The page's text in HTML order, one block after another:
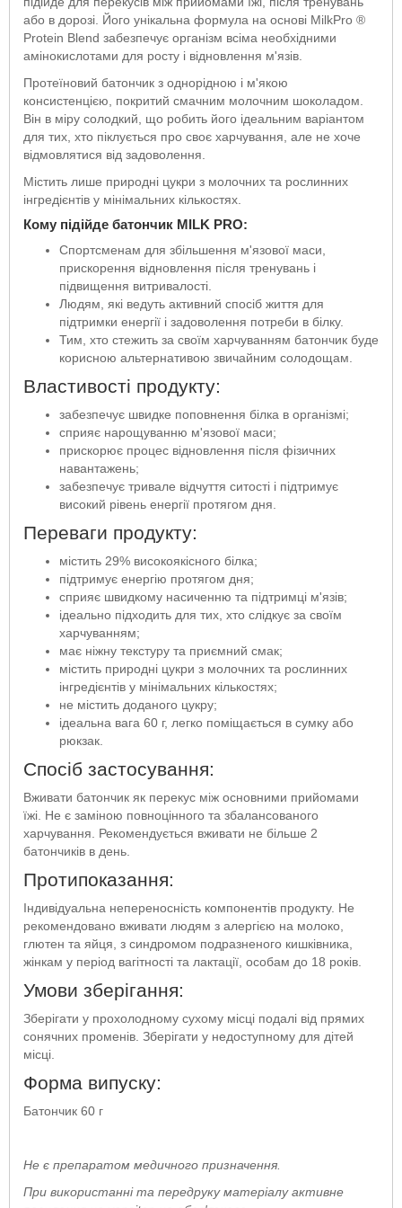
або в дорозі. Його унікальна формула на основі MilkPro ®
Protein Blend забезпечує організм всіма необхідними
амінокислотами для росту і відновлення м'язів.
Протеїновий батончик з однорідною і м'якою
консистенцією, покритий смачним молочним шоколадом.
Він в міру солодкий, що робить його ідеальним варіантом
для тих, хто піклується про своє харчування, але не хоче
відмовлятися від задоволення.
Містить лише природні цукри з молочних та рослинних
інгредієнтів у мінімальних кількостях.
Кому підійде батончик MILK PRO:
Спортсменам для збільшення м'язової маси,
прискорення відновлення після тренувань і
підвищення витривалості.
Людям, які ведуть активний спосіб життя для
підтримки енергії і задоволення потреби в білку.
Тим, хто стежить за своїм харчуванням батончик буде
корисною альтернативою звичайним солодощам.
Властивості продукту:
забезпечує швидке поповнення білка в організмі;
сприяє нарощуванню м'язової маси;
прискорює процес відновлення після фізичних
навантажень;
забезпечує тривале відчуття ситості і підтримує
високий рівень енергії протягом дня.
Переваги продукту:
містить 29% високоякісного білка;
підтримує енергію протягом дня;
сприяє швидкому насиченню та підтримці м'язів;
ідеально підходить для тих, хто слідкує за своїм
харчуванням;
має ніжну текстуру та приємний смак;
містить природні цукри з молочних та рослинних
інгредієнтів у мінімальних кількостях;
не містить доданого цукру;
ідеальна вага 60 г, легко поміщається в сумку або
рюкзак.
Спосіб застосування:
Вживати батончик як перекус між основними прийомами
їжі. Не є заміною повноцінного та збалансованого
харчування. Рекомендується вживати не більше 2
батончиків в день.
Протипоказання:
Індивідуальна непереносність компонентів продукту. Не
рекомендовано вживати людям з алергією на молоко,
глютен та яйця, з синдромом подразненого кишківника,
жінкам у період вагітності та лактації, особам до 18 років.
Умови зберігання:
Зберігати у прохолодному сухому місці подалі від прямих
сонячних променів. Зберігати у недоступному для дітей
місці.
Форма випуску:
Батончик 60 г
Не є препаратом медичного призначення.
При використанні та передруку матеріалу активне